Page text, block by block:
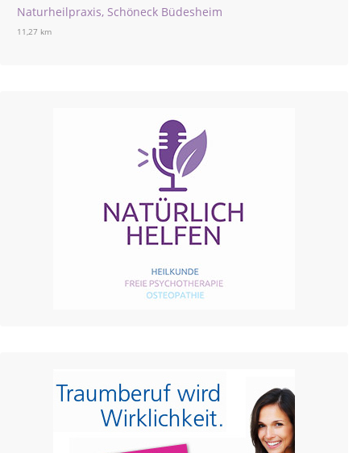
Naturheilpraxis, Schöneck Büdesheim
11,27 km